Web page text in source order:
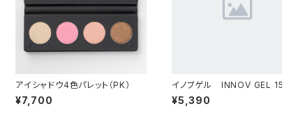
アイシャドウ4色パレット（PK）
¥7,700
イノブゲル INNOV GEL
美容液
¥5,390